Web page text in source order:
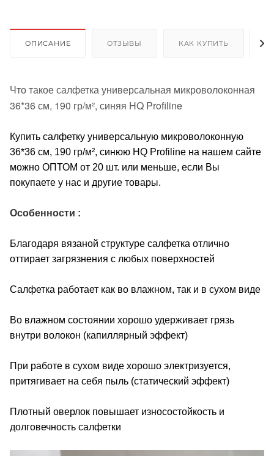
ОПИСАНИЕ ОТЗЫВЫ КАК КУПИТЬ
Что такое салфетка универсальная микроволоконная
36*36 см, 190 гр/м², синяя HQ Profiline
Купить салфетку универсальную микроволоконную
36*36 см, 190 гр/м², синюю HQ Profiline на нашем сайте
можно ОПТОМ от 20 шт. или меньше, если Вы
покупаете у нас и другие товары.
Особенности :
Благодаря вязаной структуре салфетка отлично
оттирает загрязнения с любых поверхностей
Салфетка работает как во влажном, так и в сухом виде
Во влажном состоянии хорошо удерживает грязь
внутри волокон (капиллярный эффект)
При работе в сухом виде хорошо электризуется,
притягивает на себя пыль (статический эффект)
Плотный оверлок повышает износостойкость и
долговечность салфетки